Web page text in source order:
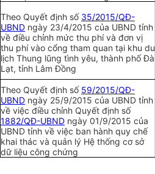
Theo Quyết định số 35/2015/QĐ-
UBND ngày 23/4/2015 của UBND tỉnh
về điều chỉnh mức thu phí và đơn vị
thu phí vào cổng tham quan tại khu du
lịch Thung lũng tình yêu, thành phố Đà
Lạt, tỉnh Lâm Đồng
Theo Quyết định số 59/2015/QĐ-
UBND ngày 25/9/2015 của UBND tỉnh
về việc điều chỉnh Quyết định số
1882/QĐ-UBND ngày 01/9/2015 của
UBND tỉnh về việc ban hành quy chế
khai thác và quản lý Hệ thống cơ sở
dữ liệu công chứng